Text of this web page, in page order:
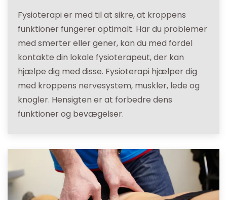
Fysioterapi er med til at sikre, at kroppens
funktioner fungerer optimalt. Har du problemer
med smerter eller gener, kan du med fordel
kontakte din lokale fysioterapeut, der kan
hjælpe dig med disse. Fysioterapi hjælper dig
med kroppens nervesystem, muskler, lede og
knogler. Hensigten er at forbedre dens
funktioner og bevægelser.